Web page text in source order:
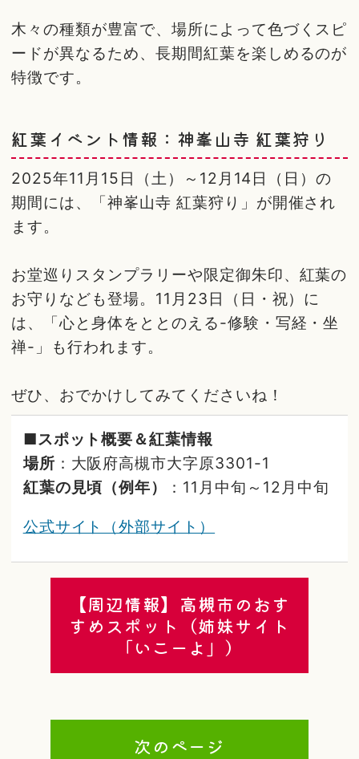
木々の種類が豊富で、場所によって色づくスピ
ードが異なるため、長期間紅葉を楽しめるのが
特徴です。
紅葉イベント情報：神峯山寺 紅葉狩り
2025年11月15日（土）～12月14日（日）の
期間には、「神峯山寺 紅葉狩り」が開催され
ます。
お堂巡りスタンプラリーや限定御朱印、紅葉の
お守りなども登場。11月23日（日・祝）に
は、「心と身体をととのえる-修験・写経・坐
禅-」も行われます。
ぜひ、おでかけしてみてくださいね！
■スポット概要＆紅葉情報
場所 ：大阪府高槻市大字原3301-1
紅葉の見頃（例年）
：11月中旬～12月中旬
公式サイト（外部サイト）
【周辺情報】高槻市のおす
すめスポット（姉妹サイト
「いこーよ」）
次のページ